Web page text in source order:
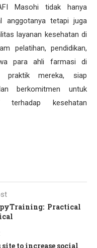
Masohi tidak hanya
anggotanya tetapi juga
layanan kesehatan di
pelatihan, pendidikan,
para ahli farmasi di
praktik mereka, siap
berkomitmen untuk
terhadap kesehatan
Practical
to increase social